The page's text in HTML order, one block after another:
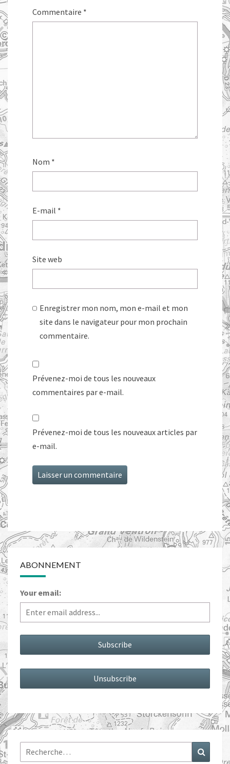
Commentaire *
Nom *
E-mail *
Site web
Enregistrer mon nom, mon e-mail et mon
site dans le navigateur pour mon prochain
commentaire.
Prévenez-moi de tous les nouveaux
commentaires par e-mail.
Prévenez-moi de tous les nouveaux articles par
e-mail.
ABONNEMENT
Your email:
Rechercher :